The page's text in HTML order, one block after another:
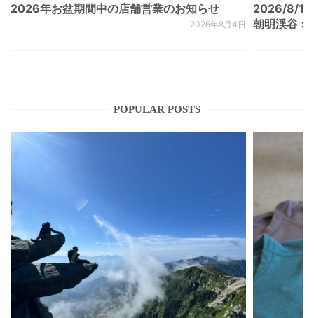
2026年お盆期間中の店舗営業のお知らせ
2026年8月4日
2026/8/
朝明渓谷 ×
POPULAR POSTS